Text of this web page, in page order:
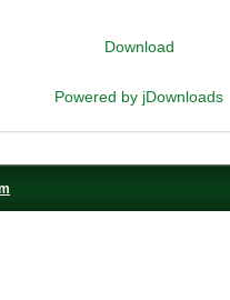
Download
Powered by jDownloads